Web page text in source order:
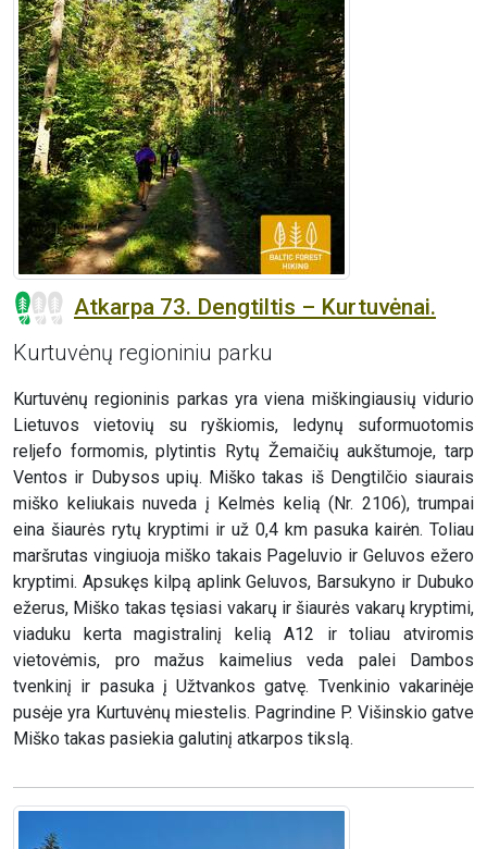
Atkarpa 73. Dengtiltis – Kurtuvėnai.
Kurtuvėnų regioniniu parku
Kurtuvėnų regioninis parkas yra viena miškingiausių vidurio
Lietuvos vietovių su ryškiomis, ledynų suformuotomis
reljefo formomis, plytintis Rytų Žemaičių aukštumoje, tarp
Ventos ir Dubysos upių. Miško takas iš Dengtilčio siaurais
miško keliukais nuveda į Kelmės kelią (Nr. 2106), trumpai
eina šiaurės rytų kryptimi ir už 0,4 km pasuka kairėn. Toliau
maršrutas vingiuoja miško takais Pageluvio ir Geluvos ežero
kryptimi. Apsukęs kilpą aplink Geluvos, Barsukyno ir Dubuko
ežerus, Miško takas tęsiasi vakarų ir šiaurės vakarų kryptimi,
viaduku kerta magistralinį kelią A12 ir toliau atviromis
vietovėmis, pro mažus kaimelius veda palei Dambos
tvenkinį ir pasuka į Užtvankos gatvę. Tvenkinio vakarinėje
pusėje yra Kurtuvėnų miestelis. Pagrindine P. Višinskio gatve
Miško takas pasiekia galutinį atkarpos tikslą.